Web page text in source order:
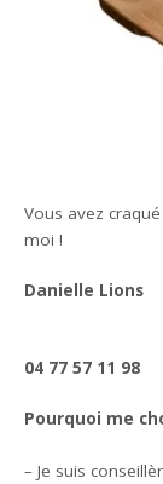
Vous avez
moi !
04 77 57 11 98
Pourquoi me
– Je suis